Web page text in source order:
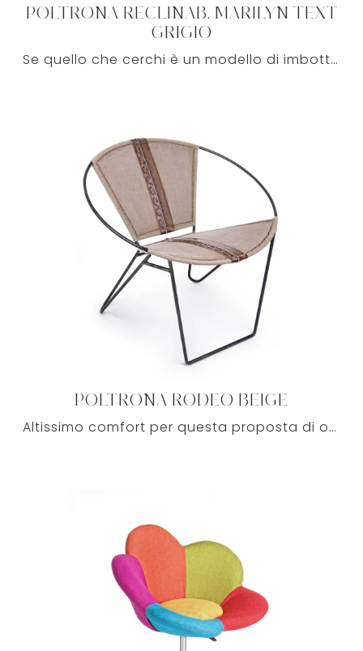
POLTRONA RECLINAB. MARILYN TEXT
GRIGIO
Se quello che cerchi è un modello di imbottito dei più noti brand nel campo dell'arredo per arricchire la tua casa, facci visita e troverai ciò che ...
POLTRONA RODEO BEIGE
Altissimo comfort per questa proposta di ottima fattura: tra molteplici poltrone lineari di Bizzotto, risalta per le sue doti di praticità e design.